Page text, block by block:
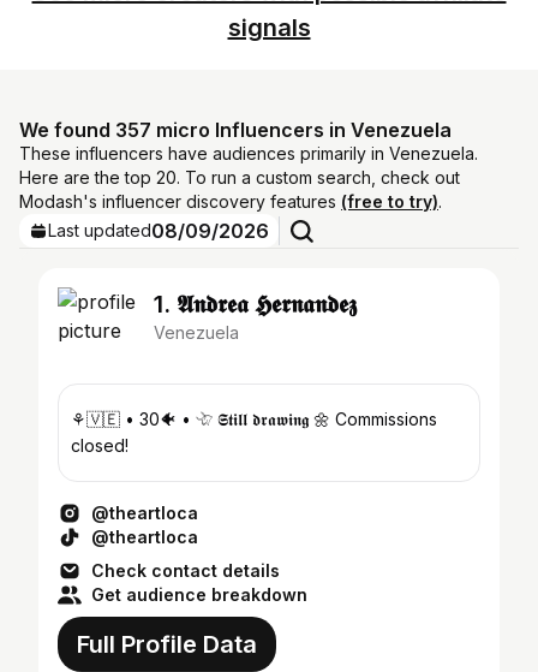
signals
We found 357 micro Influencers in Venezuela
These influencers have audiences primarily in Venezuela.
Here are the top 20. To run a custom search, check out
Modash's influencer discovery features (free to try).
Last updated08/09/2026
1. 𝕬𝖓𝖉𝖗𝖊𝖆 𝕳𝖊𝖗𝖓𝖆𝖓𝖉𝖊𝖟
Venezuela
⚘️🇻🇪 • 30🐠 • 𓄀 𝕾𝖙𝖎𝖑𝖑 𝖉𝖗𝖆𝖜𝖎𝖓𝖌 🌼 Commissions
closed!
@theartloca
@theartloca
Check contact details
Get audience breakdown
Full Profile Data